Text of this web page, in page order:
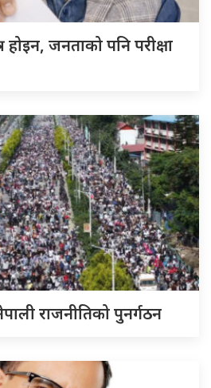
होइन, जनताको पनि परीक्षा
राजनीतिको पुनर्गठन